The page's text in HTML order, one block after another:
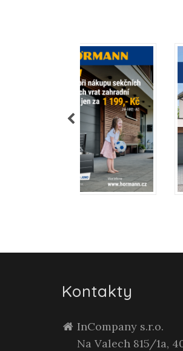
Kontakty
InCompany s.r.o.
Na Valech 815/1a,